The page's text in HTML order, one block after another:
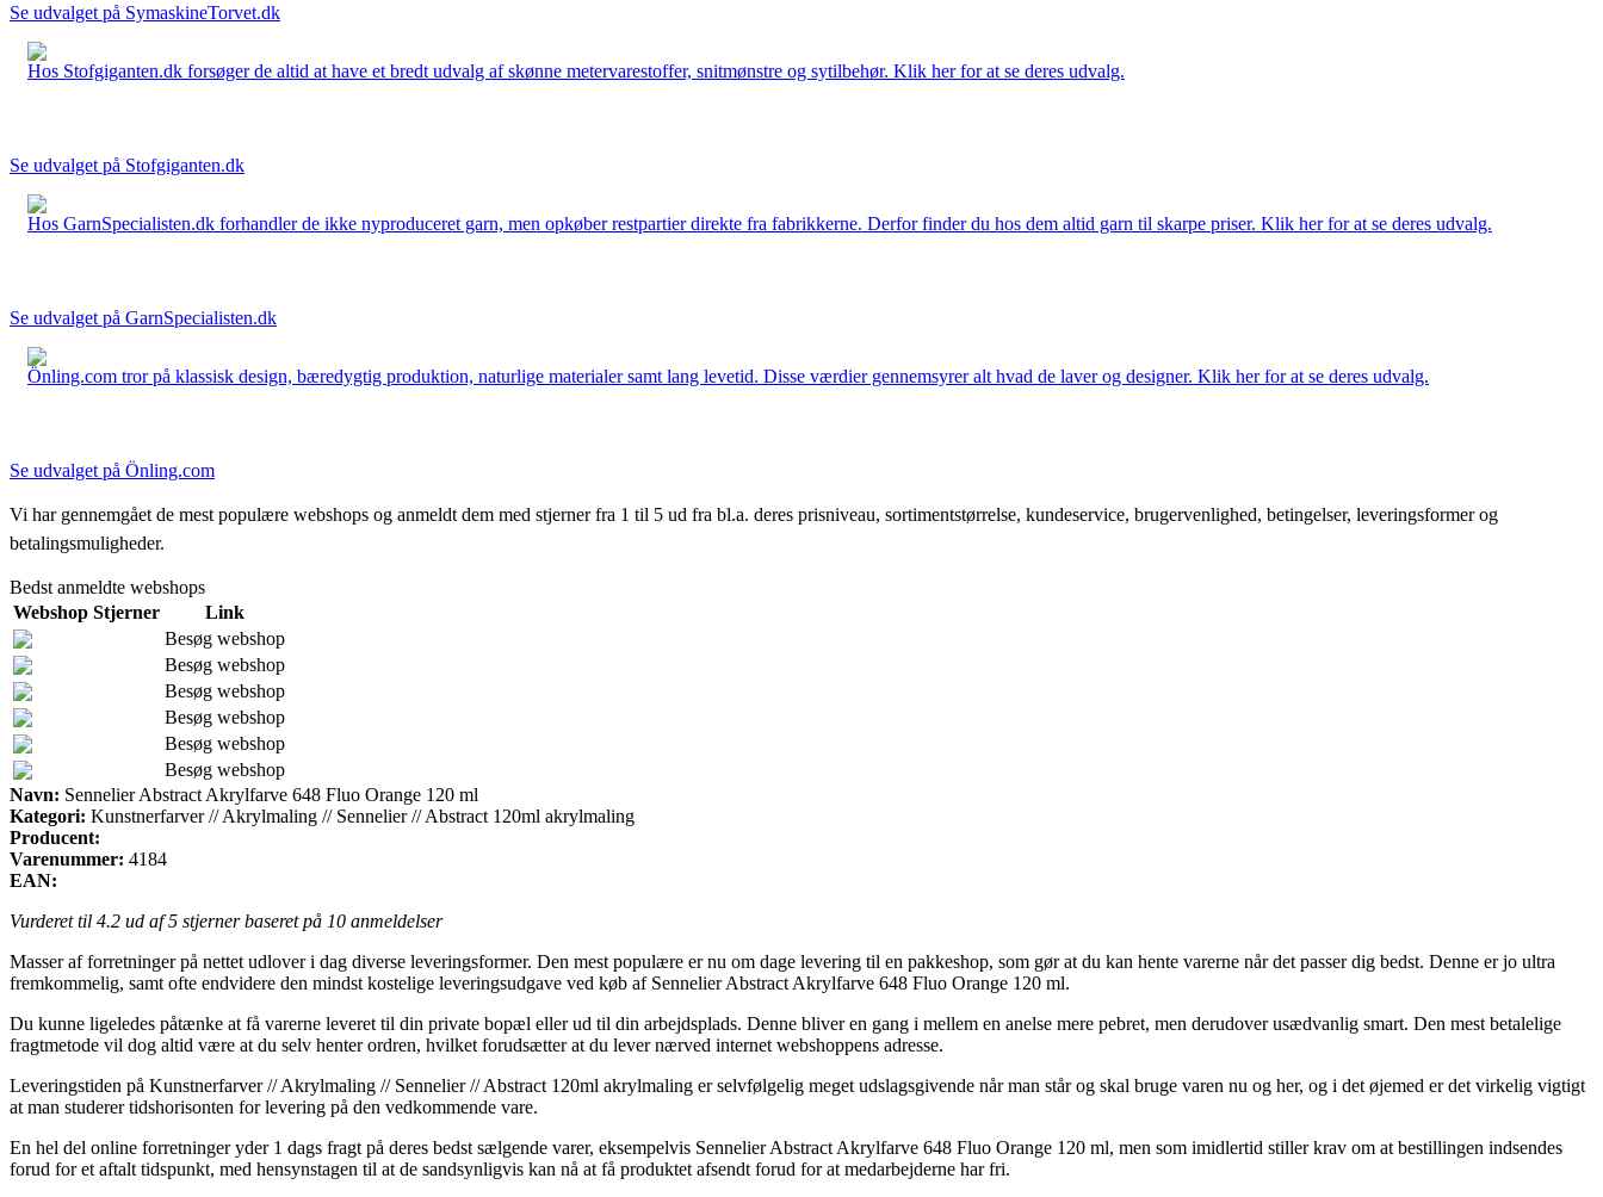
Se udvalget på SymaskineTorvet.dk
Hos Stofgiganten.dk forsøger de altid at have et bredt udvalg af skønne metervarestoffer, snitmønstre og sytilbehør. Klik her for at se deres udvalg.
Se udvalget på Stofgiganten.dk
Hos GarnSpecialisten.dk forhandler de ikke nyproduceret garn, men opkøber restpartier direkte fra fabrikkerne. Derfor finder du hos dem altid garn til skarpe priser. Klik her for at se deres udvalg.
Se udvalget på GarnSpecialisten.dk
Önling.com tror på klassisk design, bæredygtig produktion, naturlige materialer samt lang levetid. Disse værdier gennemsyrer alt hvad de laver og designer. Klik her for at se deres udvalg.
Se udvalget på Önling.com
Vi har gennemgået de mest populære webshops og anmeldt dem med stjerner fra 1 til 5 ud fra bl.a. deres prisniveau, sortimentstørrelse, kundeservice, brugervenlighed, betingelser, leveringsformer og
betalingsmuligheder.
Bedst anmeldte webshops
Webshop Stjerner
Link
Besøg webshop
Besøg webshop
Besøg webshop
Besøg webshop
Besøg webshop
Besøg webshop
Navn: Sennelier Abstract Akrylfarve 648 Fluo Orange 120 ml
Kategori: Kunstnerfarver // Akrylmaling // Sennelier // Abstract 120ml akrylmaling
Producent:
Varenummer: 4184
EAN:
Vurderet til 4.2 ud af 5 stjerner baseret på 10 anmeldelser
Masser af forretninger på nettet udlover i dag diverse leveringsformer. Den mest populære er nu om dage levering til en pakkeshop, som gør at du kan hente varerne når det passer dig bedst. Denne er jo ultra
fremkommelig, samt ofte endvidere den mindst kostelige leveringsudgave ved køb af Sennelier Abstract Akrylfarve 648 Fluo Orange 120 ml.
Du kunne ligeledes påtænke at få varerne leveret til din private bopæl eller ud til din arbejdsplads. Denne bliver en gang i mellem en anelse mere pebret, men derudover usædvanlig smart. Den mest betalelige
fragtmetode vil dog altid være at du selv henter ordren, hvilket forudsætter at du lever nærved internet webshoppens adresse.
Leveringstiden på Kunstnerfarver // Akrylmaling // Sennelier // Abstract 120ml akrylmaling er selvfølgelig meget udslagsgivende når man står og skal bruge varen nu og her, og i det øjemed er det virkelig vigtigt
at man studerer tidshorisonten for levering på den vedkommende vare.
En hel del online forretninger yder 1 dags fragt på deres bedst sælgende varer, eksempelvis Sennelier Abstract Akrylfarve 648 Fluo Orange 120 ml, men som imidlertid stiller krav om at bestillingen indsendes
forud for et aftalt tidspunkt, med hensynstagen til at de sandsynligvis kan nå at få produktet afsendt forud for at medarbejderne har fri.